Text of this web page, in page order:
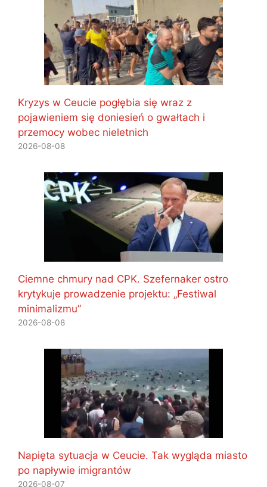
Kryzys w Ceucie pogłębia się wraz z
pojawieniem się doniesień o gwałtach i
przemocy wobec nieletnich
2026-08-08
Ciemne chmury nad CPK. Szefernaker ostro
krytykuje prowadzenie projektu: „Festiwal
minimalizmu”
2026-08-08
Napięta sytuacja w Ceucie. Tak wygląda miasto
po napływie imigrantów
2026-08-07